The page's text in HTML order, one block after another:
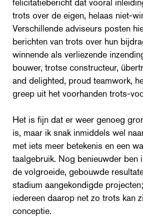
felicitatiebericht dat vooral
trots over de eigen, helaas niet-
Verschillende adviseurs posten
berichten van trots over hun
winnende als verliezende
bouwer, trotse constructeur,
and delighted, proud teamwork,
greep uit het voorhanden trots-
Het is fijn dat er weer genoeg
is, maar ik snak inmiddels wel
met iets meer betekenis en een
taalgebruik. Nog benieuwder ben
de volgroeide, gebouwde
stadium aangekondigde
iedereen daarop net zo trots kan
conceptie.